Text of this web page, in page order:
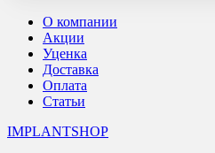
О компании
Акции
Уценка
Доставка
Оплата
Статьи
IMPLANTSHOP